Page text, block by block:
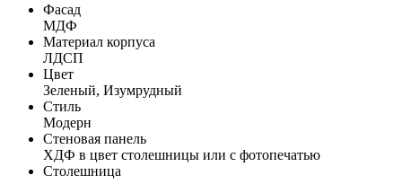
Фасад
МДФ
Материал корпуса
ЛДСП
Цвет
Зеленый, Изумрудный
Стиль
Модерн
Стеновая панель
ХДФ в цвет столешницы или с фотопечатью
Столешница